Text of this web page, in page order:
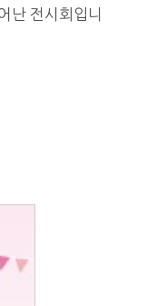
난 전시회입니